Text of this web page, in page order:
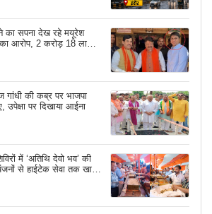
का सपना देख रहे मयूरेश
आरोप, 2 करोड़ 18 लाख
का कब्जा
गांधी की कब्र पर भाजपा
उपेक्षा पर दिखाया आईना
में ‘अतिथि देवो भव’ की
से हाईटेक सेवा तक खास